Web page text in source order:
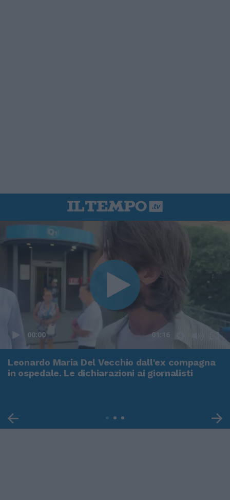
00:00 01:16
Leonardo Maria Del Vecchio dall'ex compagna
in ospedale. Le dichiarazioni ai giornalisti